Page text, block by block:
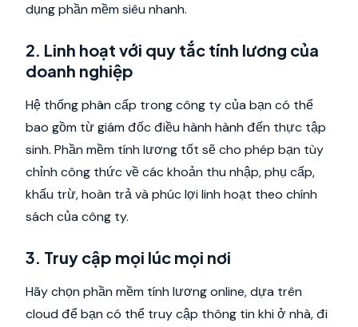
dụng phần mềm siêu nhanh.
2. Linh hoạt với quy tắc tính lương của
doanh nghiệp
Hệ thống phân cấp trong công ty của bạn có thể
bao gồm từ giám đốc điều hành hành đến thực tập
sinh. Phần mềm tính lương tốt sẽ cho phép bạn tùy
chỉnh công thức về các khoản thu nhập, phụ cấp,
khấu trừ, hoàn trả và phúc lợi linh hoạt theo chính
sách của công ty.
3. Truy cập mọi lúc mọi nơi
Hãy chọn phần mềm tính lương online, dựa trên
cloud để bạn có thể truy cập thông tin khi ở nhà, đi